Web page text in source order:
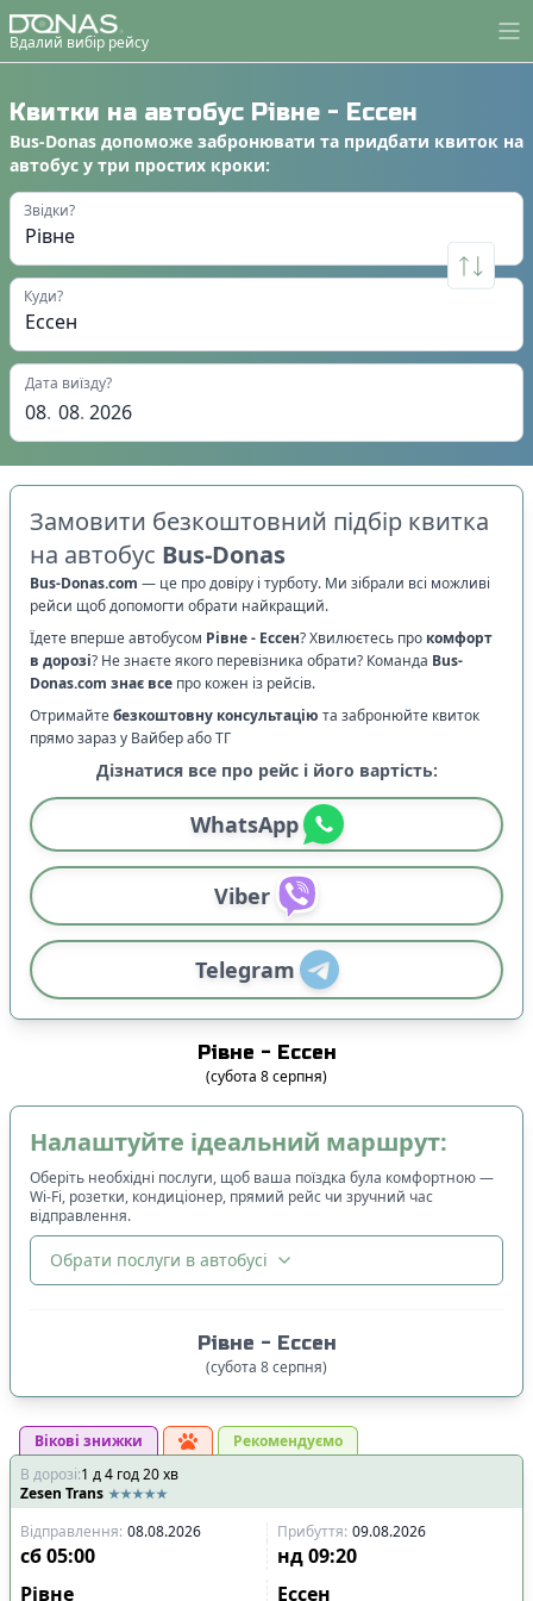
Вдалий вибір рейсу
Квитки на автобус Рівне - Ессен
Bus-Donas допоможе забронювати та придбати квиток на
автобус у три простих кроки:
Звідки?
Куди?
Дата виїзду?
08. 08. 2026
Замовити безкоштовний підбір квитка
на автобус Bus-Donas
Bus-Donas.com — це про довіру і турботу. Ми зібрали всі можливі
рейси щоб допомогти обрати найкращий.
Їдете вперше автобусом Рівне- Ессен? Хвилюєтесь про комфорт
в дорозі? Не знаєте якого перевізника обрати? Команда Bus-
Donas.com знає все про кожен із рейсів.
Отримайтебезкоштовну консультацію та забронюйте квиток
прямо зараз у Вайбер або ТГ
Дізнатися все про рейс і його вартість:
WhatsApp
Viber
Telegram
Рівне - Ессен
(субота 8серпня)
Налаштуйте ідеальний маршрут:
Оберіть необхідні послуги, щоб ваша поїздка була комфортною —
Wi-Fi, розетки, кондиціонер, прямий рейс чи зручний час
відправлення.
Обрати послуги в автобусі
Спочатку дешевші
Час відправлення
Спочатку ранні
Спочатку вечірні
Час прибуття
Рівне - Ессен
(субота 8серпня)
Вікові знижки
Рекомендуємо
В дорозі:1 д4 год20хв
Zesen Trans
Відправлення: 08.08.2026 Прибуття: 09.08.2026
сб05:00 нд 09:20
Рівне
Ессен